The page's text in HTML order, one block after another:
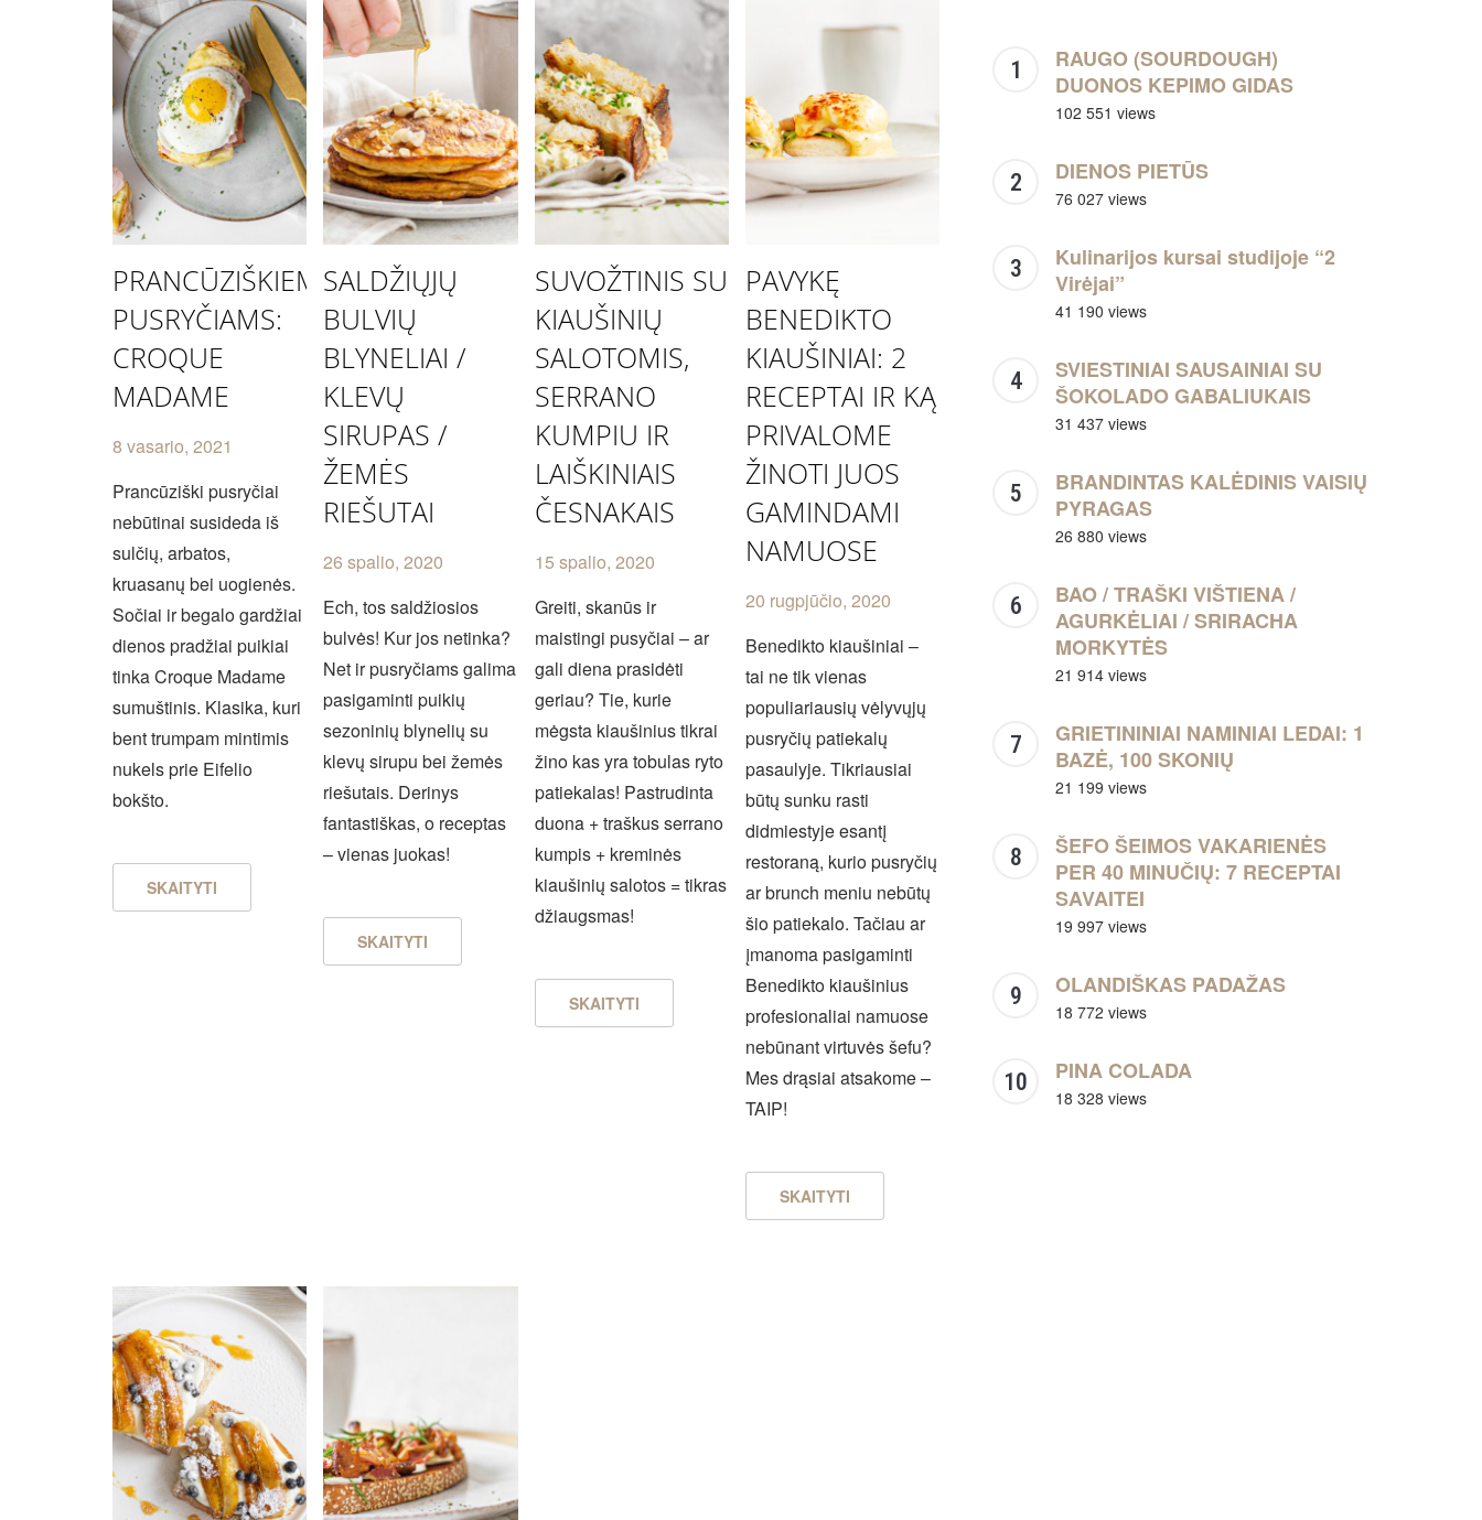
PRANCŪZIŠKIEMS
PUSRYČIAMS:
CROQUE
MADAME
8 vasario, 2021
Prancūziški pusryčiai
nebūtinai susideda iš
sulčių, arbatos,
kruasanų bei uogienės.
Sočiai ir begalo gardžiai
dienos pradžiai puikiai
tinka Croque Madame
sumuštinis. Klasika, kuri
bent trumpam mintimis
nukels prie Eifelio
bokšto.
SKAITYTI
SALDŽIŲJŲ
BULVIŲ
BLYNELIAI /
KLEVŲ
SIRUPAS /
ŽEMĖS
RIEŠUTAI
26 spalio, 2020
Ech, tos saldžiosios
bulvės! Kur jos netinka?
Net ir pusryčiams galima
pasigaminti puikių
sezoninių blynelių su
klevų sirupu bei žemės
riešutais. Derinys
fantastiškas, o receptas
– vienas juokas!
SKAITYTI
SUVOŽTINIS SU
KIAUŠINIŲ
SALOTOMIS,
SERRANO
KUMPIU IR
LAIŠKINIAIS
ČESNAKAIS
15 spalio, 2020
Greiti, skanūs ir
maistingi pusyčiai – ar
gali diena prasidėti
geriau? Tie, kurie
mėgsta kiaušinius tikrai
žino kas yra tobulas ryto
patiekalas! Pastrudinta
duona + traškus serrano
kumpis + kreminės
kiaušinių salotos = tikras
džiaugsmas!
SKAITYTI
PAVYKĘ
BENEDIKTO
KIAUŠINIAI: 2
RECEPTAI IR KĄ
PRIVALOME
ŽINOTI JUOS
GAMINDAMI
NAMUOSE
20 rugpjūčio, 2020
Benedikto kiaušiniai –
tai ne tik vienas
populiariausių vėlyvųjų
pusryčių patiekalų
pasaulyje. Tikriausiai
būtų sunku rasti
didmiestyje esantį
restoraną, kurio pusryčių
ar brunch meniu nebūtų
šio patiekalo. Tačiau ar
įmanoma pasigaminti
Benedikto kiaušinius
profesionaliai namuose
nebūnant virtuvės šefu?
Mes drąsiai atsakome –
TAIP!
SKAITYTI
RAUGO (SOURDOUGH)
DUONOS KEPIMO GIDAS
102 551 views
DIENOS PIETŪS
76 027 views
Kulinarijos kursai studijoje “2
Virėjai”
41 190 views
SVIESTINIAI SAUSAINIAI SU
ŠOKOLADO GABALIUKAIS
31 437 views
BRANDINTAS KALĖDINIS VAISIŲ
PYRAGAS
26 880 views
BAO / TRAŠKI VIŠTIENA /
AGURKĖLIAI / SRIRACHA
MORKYTĖS
21 914 views
GRIETININIAI NAMINIAI LEDAI: 1
BAZĖ, 100 SKONIŲ
21 199 views
ŠEFO ŠEIMOS VAKARIENĖS
PER 40 MINUČIŲ: 7 RECEPTAI
SAVAITEI
19 997 views
OLANDIŠKAS PADAŽAS
18 772 views
PINA COLADA
18 328 views